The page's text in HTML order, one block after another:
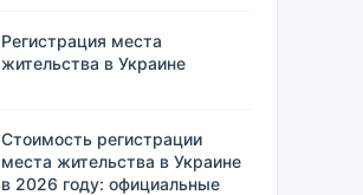
Регистрация места
жительства в Украине
Стоимость регистрации
места жительства в Украине
в 2026 году: официальные